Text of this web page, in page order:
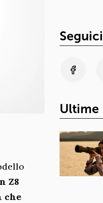
Z8
che
Seguici
Ultime